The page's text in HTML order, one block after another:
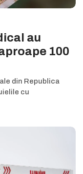
au
100
din Republica
cu